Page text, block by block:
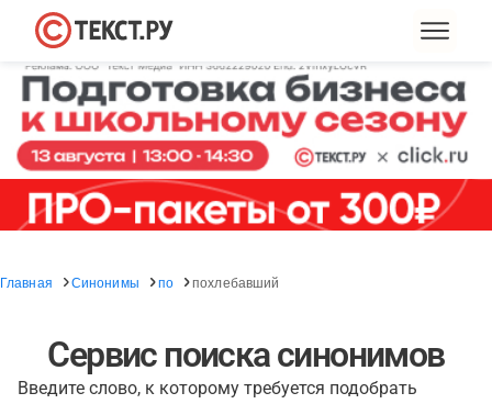
Главная Синонимы по похлебавший
Сервис поиска синонимов
Введите слово, к которому требуется подобрать